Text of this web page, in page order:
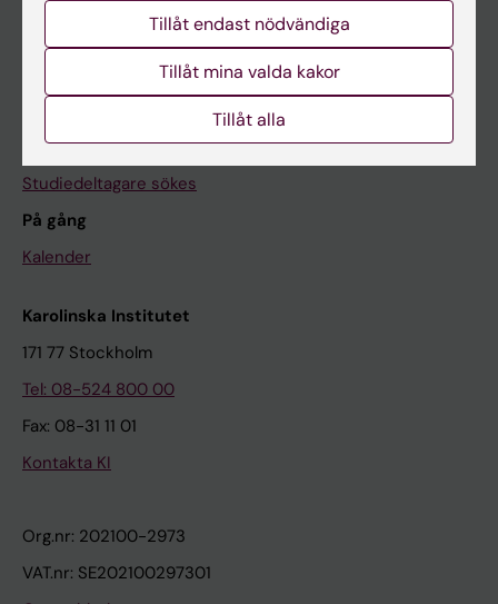
The Conversation
Nyhetsarkivet
Presstjänsten
Studiedeltagare sökes
På gång
Kalender
Karolinska Institutet
171 77 Stockholm
Tel: 08-524 800 00
Fax: 08-31 11 01
Kontakta KI
Org.nr: 202100-2973
VAT.nr: SE202100297301
Tillåt endast nödvändiga
Tillåt mina valda kakor
Tillåt alla